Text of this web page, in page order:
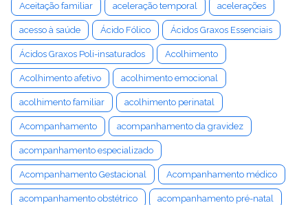
Aceitação familiar aceleração temporal acelerações
acesso à saúde Ácido Fólico Ácidos Graxos Essenciais
Ácidos Graxos Poli-insaturados Acolhimento
Acolhimento afetivo acolhimento emocional
acolhimento familiar acolhimento perinatal
Acompanhamento acompanhamento da gravidez
acompanhamento especializado
Acompanhamento Gestacional Acompanhamento médico
acompanhamento obstétrico acompanhamento pré-natal